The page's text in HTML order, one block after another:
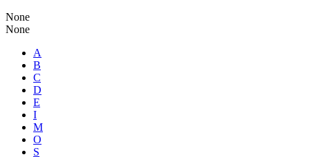
None
None
A
B
C
D
E
I
M
O
S